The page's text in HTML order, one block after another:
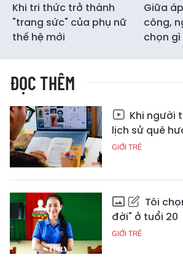
Khi tri thức trở thành
"trang sức" của phụ nữ
thế hệ mới
Giữa
công,
chọn
ĐỌC THÊM
Khi người
lịch sử quê
GIỚI TRẺ
Tôi
đời" ở tuổi 20
GIỚI TRẺ